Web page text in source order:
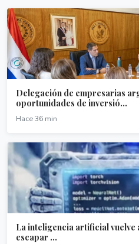
Delegación de empresarias
oportunidades de inversió...
Hace 36 min
La inteligencia artificial vuelve
escapar ...